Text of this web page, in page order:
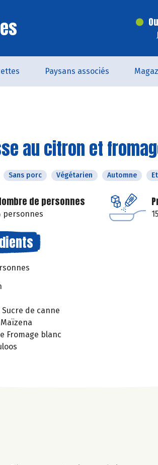
Paysans associés
au citron et
Sans porc Végétarien Automne
de personnes
personnes
Sucre de canne
Fromage blanc